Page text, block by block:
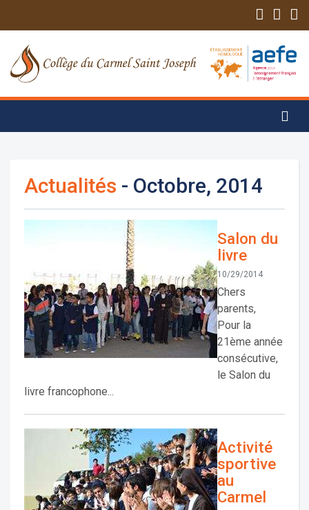
Actualités - Octobre, 2014
Salon du
livre
10/29/2014
Chers
parents,
Pour la
21ème année
consécutive,
le Salon du
livre francophone...
Activité
sportive
au
Carmel